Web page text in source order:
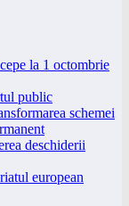
la 1 octombrie
public
schemei
deschiderii
european